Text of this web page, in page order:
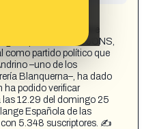
utilizar el
todo tipo de ataques e
Española de las JONS,
como partido político que
–uno de los
Blanquerna–, ha dado
ha podido verificar
las 12.29 del domingo 25
Española de las
con 5.348 suscriptores. ✍